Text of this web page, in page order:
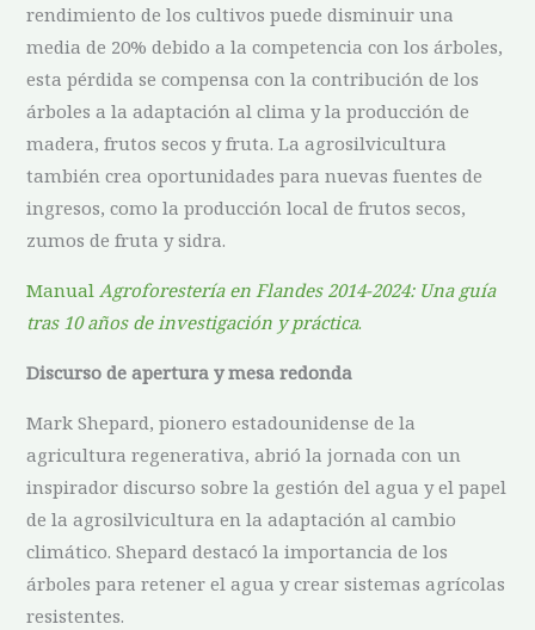
rendimiento de los cultivos puede disminuir una
media de 20% debido a la competencia con los árboles,
esta pérdida se compensa con la contribución de los
árboles a la adaptación al clima y la producción de
madera, frutos secos y fruta. La agrosilvicultura
también crea oportunidades para nuevas fuentes de
ingresos, como la producción local de frutos secos,
zumos de fruta y sidra.
Manual Agroforestería en Flandes 2014-2024: Una guía
tras 10 años de investigación y práctica.
Discurso de apertura y mesa redonda
Mark Shepard, pionero estadounidense de la
agricultura regenerativa, abrió la jornada con un
inspirador discurso sobre la gestión del agua y el papel
de la agrosilvicultura en la adaptación al cambio
climático. Shepard destacó la importancia de los
árboles para retener el agua y crear sistemas agrícolas
resistentes.